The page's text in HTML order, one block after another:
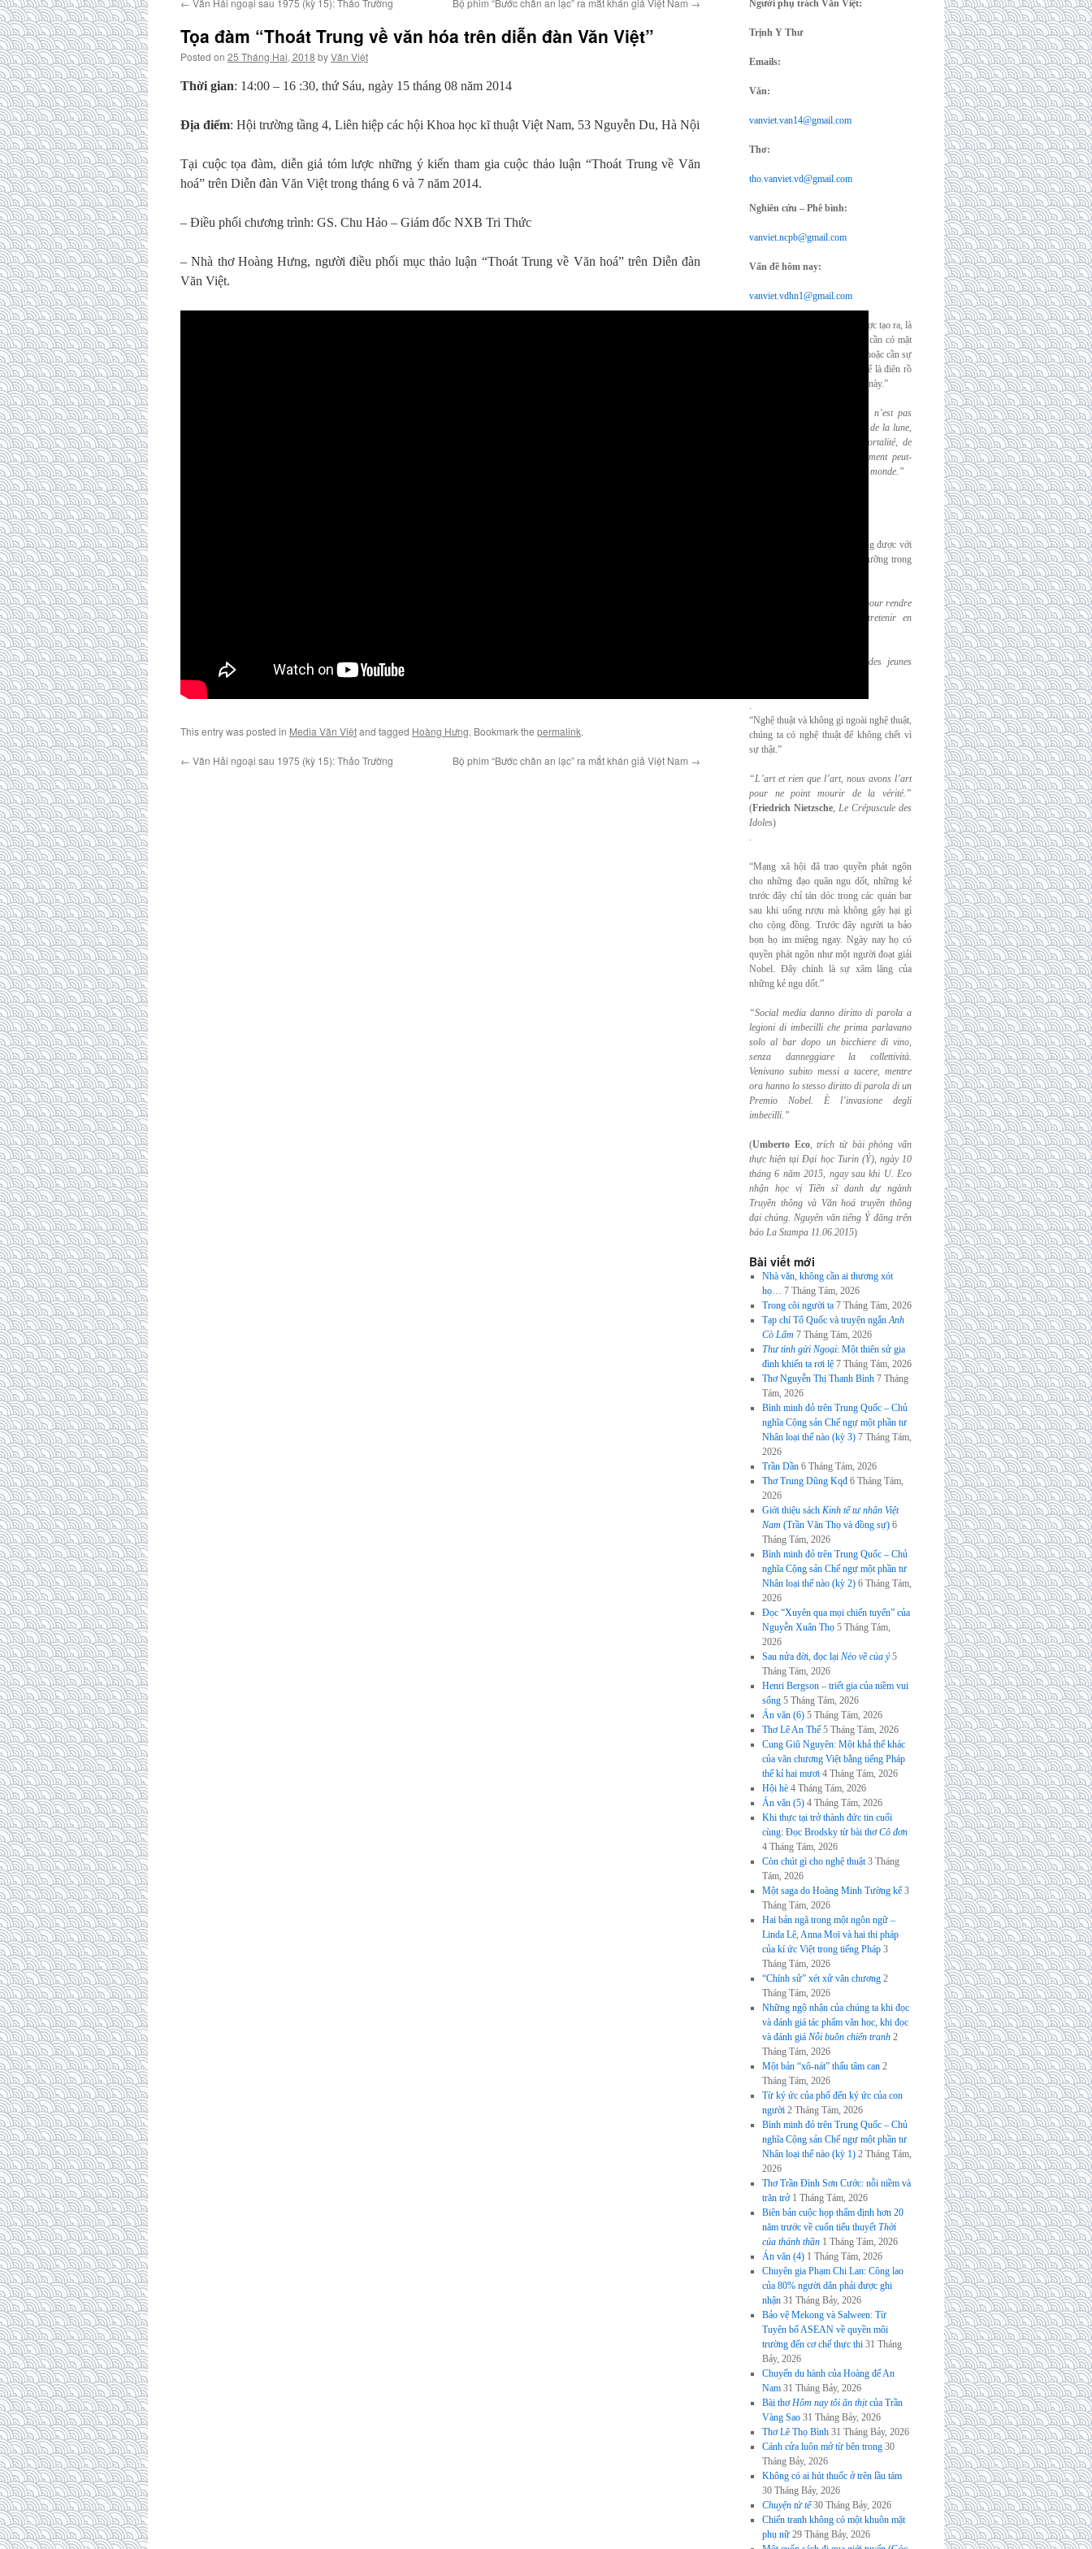
← Văn Hải ngoại sau 1975 (kỳ 15): Thảo Trường Bộ phim “Bước chân an lạc” ra mắt khán giả Việt Nam →
Tọa đàm “Thoát Trung về văn hóa trên diễn đàn Văn Việt”
Posted on 25 Tháng Hai, 2018 byVăn Việt
Thời gian: 14:00 – 16 :30, thứ Sáu, ngày 15 tháng 08 năm 2014
Địa điểm: Hội trường tầng 4, Liên hiệp các hội Khoa học kĩ thuật Việt Nam, 53 Nguyễn Du, Hà Nội
Tại cuộc tọa đàm, diễn giả tóm lược những ý kiến tham gia cuộc thảo luận “Thoát Trung về Văn
hoá” trên Diễn đàn Văn Việt trong tháng 6 và 7 năm 2014.
– Điều phối chương trình: GS. Chu Hảo – Giám đốc NXB Tri Thức
– Nhà thơ Hoàng Hưng, người điều phối mục thảo luận “Thoát Trung về Văn hoá” trên Diễn đàn
Văn Việt.
This entry was posted in Media Văn Việtand tagged Hoàng Hưng. Bookmark the permalink.
← Văn Hải ngoại sau 1975 (kỳ 15): Thảo Trường Bộ phim “Bước chân an lạc” ra mắt khán giả Việt Nam →
Người phụ trách Văn Việt:
Trịnh Y Thư
Emails:
Văn:
vanviet.van14@gmail.com
Thơ:
tho.vanviet.vd@gmail.com
Nghiên cứu – Phê bình:
vanviet.ncpb@gmail.com
Vấn đề hôm nay:
vanviet.vdhn1@gmail.com
“Thế giới này, như nó đang được tạo ra, là
không chịu đựng nổi. Nên tôi cần có mặt
trăng, tôi cần niềm hạnh phúc hoặc cần sự
bất tử, tôi cần điều gì đó có thể là điên rồ
nhưng không phải của thế giới này.”
“Ce monde, tel qu’il est fait, n’est pas
supportable. J’ai donc besoin de la lune,
bonheur, ou de l’immortalité, de
quelque chose qui ne soit dement peut-
ne soit pas de ce monde.”
“Tất cả chúng ta, để có thể sống được với
thực tại, đều buộc phải nuôi dưỡng trong
“Nous sommes tous obligés, pour rendre
la realite supportable, d’entretenir en
À l’ombre des jeunes
.
“Nghệ thuật và không gì ngoài nghệ thuật,
chúng ta có nghệ thuật để không chết vì
sự thật.”
“L’art et rien que l’art, nous avons l’art
pour ne point mourir de la vérité.”
(Friedrich Nietzsche, Le Crépuscule des
Idoles)
.
“Mạng xã hội đã trao quyền phát ngôn
cho những đạo quân ngu dốt, những kẻ
trước đây chỉ tán dóc trong các quán bar
sau khi uống rượu mà không gây hại gì
cho cộng đồng. Trước đây người ta bảo
bọn họ im miệng ngay. Ngày nay họ có
quyền phát ngôn như một người đoạt giải
Nobel. Đây chính là sự xâm lăng của
những kẻ ngu dốt.”
“Social media danno diritto di parola a
legioni di imbecilli che prima parlavano
solo albar dopo un bicchiere di vino,
senza danneggiare la collettività.
Venivano subito messi a tacere, mentre
ora hanno lo stesso diritto di parola di un
Premio Nobel. È l’invasione degli
imbecilli.”
(Umberto Eco,trích từ bài phỏng vấn
thực hiện tại Đại học Turin (Ý), ngày 10
tháng 6 năm 2015, ngay sau khi U. Eco
nhận học vị Tiến sĩ danh dự ngành
Truyền thông và Văn hoá truyền thông
đại chúng. Nguyên văn tiếng Ý đăng trên
báo La Stampa 11.06.2015)
Bài viết mới
Nhà văn, không cần ai thương xót
họ… 7 Tháng Tám, 2026
Trong cõi người ta 7 Tháng Tám, 2026
Tạp chí Tổ Quốc và truyện ngắnAnh
Cò Lấm 7 Tháng Tám, 2026
Thư tình gửi Ngoại: Một thiên sử gia
đình khiến ta rơi lệ 7 Tháng Tám, 2026
Thơ Nguyễn Thị Thanh Bình 7 Tháng
Tám, 2026
Bình minh đỏ trên Trung Quốc – Chủ
nghĩa Cộng sản Chế ngự một phần tư
Nhân loại thế nào (kỳ 3) 7 Tháng Tám,
2026
Trần Dần 6 Tháng Tám, 2026
Thơ Trung Dũng Kqđ 6 Tháng Tám,
2026
Giới thiệu sách Kinh tế tư nhân Việt
Nam (Trần Văn Thọ và đồng sự) 6
Tháng Tám, 2026
Bình minh đỏ trên Trung Quốc – Chủ
nghĩa Cộng sản Chế ngự một phần tư
Nhân loại thế nào (kỳ 2) 6 Tháng Tám,
2026
Đọc “Xuyên qua mọi chiến tuyến” của
Nguyễn Xuân Thọ 5 Tháng Tám,
2026
Sau nửa đời, đọc lại Nẻo về của ý 5
Tháng Tám, 2026
Henri Bergson – triết gia của niềm vui
sống 5 Tháng Tám, 2026
Án văn (6) 5 Tháng Tám, 2026
Thơ Lê An Thế 5 Tháng Tám, 2026
Cung Giũ Nguyên: Một khả thể khác
của văn chương Việt bằng tiếng Pháp
thế kỉ hai mươi 4 Tháng Tám, 2026
Hội hè 4 Tháng Tám, 2026
Án văn (5) 4 Tháng Tám, 2026
Khi thực tại trở thành đức tin cuối
cùng: Đọc Brodsky từ bài thơCô đơn
4 Tháng Tám, 2026
Còn chút gì cho nghệ thuật 3 Tháng
Tám, 2026
Một saga do Hoàng Minh Tường kể 3
Tháng Tám, 2026
Hai bản ngã trong một ngôn ngữ –
Linda Lê, Anna Moï và hai thi pháp
của kí ức Việt trong tiếng Pháp 3
Tháng Tám, 2026
“Chính sử” xét xử văn chương 2
Tháng Tám, 2026
Những ngộ nhận của chúng ta khi đọc
và đánh giá tác phẩm văn học, khi đọc
và đánh giá Nỗi buồn chiến tranh 2
Tháng Tám, 2026
Một bản “xô-nát” thấu tâm can 2
Tháng Tám, 2026
Từ ký ức của phố đến ký ức của con
người 2 Tháng Tám, 2026
Bình minh đỏ trên Trung Quốc – Chủ
nghĩa Cộng sản Chế ngự một phần tư
Nhân loại thế nào (kỳ 1) 2 Tháng Tám,
2026
Thơ Trần Đình Sơn Cước: nỗi niềm và
trăn trở 1 Tháng Tám, 2026
Biên bản cuộc họp thẩm định hơn 20
năm trước về cuốn tiểu thuyếtThời
của thánh thần 1 Tháng Tám, 2026
Án văn (4) 1 Tháng Tám, 2026
Chuyên gia Phạm Chi Lan: Công lao
của 80% người dân phải được ghi
nhận 31 Tháng Bảy, 2026
Bảo vệ Mekong và Salween: Từ
Tuyên bố ASEAN về quyền môi
trường đến cơ chế thực thi 31 Tháng
Bảy, 2026
Chuyến du hành của Hoàng đế An
Nam 31 Tháng Bảy, 2026
Bài thơHôm nay tôi ăn thịtcủa Trần
Vàng Sao 31 Tháng Bảy, 2026
Thơ Lê Thọ Bình 31 Tháng Bảy, 2026
Cánh cửa luôn mở từ bên trong 30
Tháng Bảy, 2026
Không có ai hút thuốc ở trên lầu tám
30 Tháng Bảy, 2026
Chuyện tử tế 30 Tháng Bảy, 2026
Chiến tranh không có một khuôn mặt
phụ nữ 29 Tháng Bảy, 2026